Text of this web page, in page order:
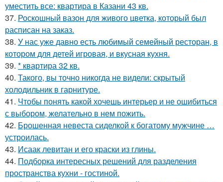
уместить все: квартира в Казани 43 кв.
37. Роскошный вазон для живого цветка, который был
расписан на заказ.
38. У нас уже давно есть любимый семейный ресторан, в
котором для детей игровая, и вкусная кухня.
39. * квартира 32 кв.
40. Такого, вы точно никогда не видели: скрытый
холодильник в гарнитуре.
41. Чтобы понять какой хочешь интерьер и не ошибиться
с выбором, желательно в нем пожить.
42. Брошенная невеста сиделкой к богатому мужчине …
устроилась.
43. Исаак левитан и его краски из глины.
44. Подборка интересных решений для разделения
пространства кухни - гостиной.